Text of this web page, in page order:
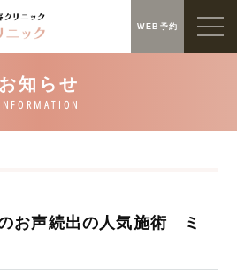
WEB予約
お声続出の人気施術 ミ